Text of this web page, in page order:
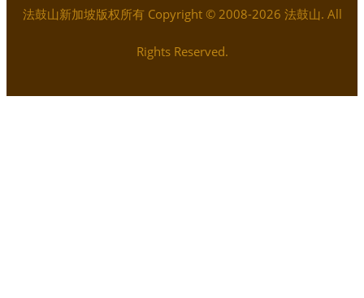
法鼓山新加坡版权所有 Copyright © 2008-2026 法鼓山. All
Rights Reserved.